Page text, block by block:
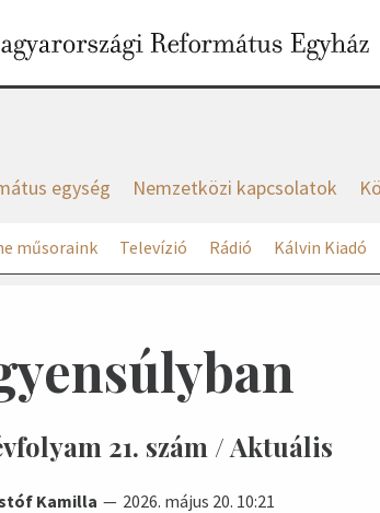
egység Nemzetközi kapcsolatok
műsoraink Televízió Rádió Kálvin Kiadó
21. szám / Aktuális
Kamilla
2026. május 20. 10:21